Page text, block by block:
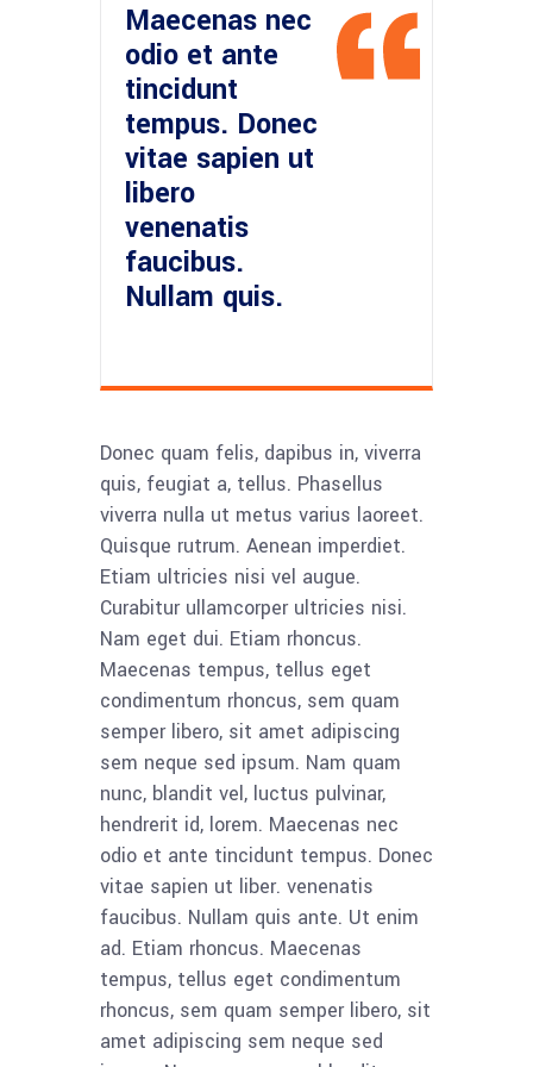
Maecenas nec
odio et ante
tincidunt
tempus. Donec
vitae sapien ut
libero
venenatis
faucibus.
Nullam quis.
Donec quam felis, dapibus in, viverra
quis, feugiat a, tellus. Phasellus
viverra nulla ut metus varius laoreet.
Quisque rutrum. Aenean imperdiet.
Etiam ultricies nisi vel augue.
Curabitur ullamcorper ultricies nisi.
Nam eget dui. Etiam rhoncus.
Maecenas tempus, tellus eget
condimentum rhoncus, sem quam
semper libero, sit amet adipiscing
sem neque sed ipsum. Nam quam
nunc, blandit vel, luctus pulvinar,
hendrerit id, lorem. Maecenas nec
odio et ante tincidunt tempus. Donec
vitae sapien ut liber. venenatis
faucibus. Nullam quis ante. Ut enim
ad. Etiam rhoncus. Maecenas
tempus, tellus eget condimentum
rhoncus, sem quam semper libero, sit
amet adipiscing sem neque sed